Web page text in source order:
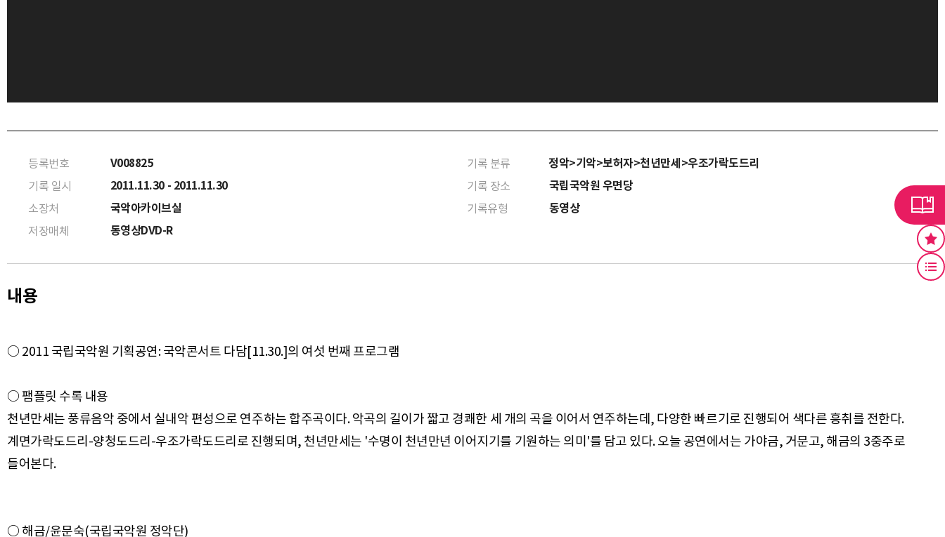
등록번호 V008825 기록 분류 정악>기악>보허자>천년만세>우조가락도드리
기록 일시 2011.11.30 - 2011.11.30 기록 장소 국립국악원 우면당
소장처 국악아카이브실 기록유형 동영상
저장매체 동영상DVD-R
내용
○ 2011 국립국악원 기획공연: 국악콘서트 다담[11.30.]의 여섯 번째 프로그램
○ 팸플릿 수록 내용
천년만세는 풍류음악 중에서 실내악 편성으로 연주하는 합주곡이다. 악곡의 길이가 짧고 경쾌한 세 개의 곡을 이어서 연주하는데, 다양한 빠르기로 진행되어 색다른 흥취를 전한다.
계면가락도드리-양청도드리-우조가락도드리로 진행되며, 천년만세는 '수명이 천년만년 이어지기를 기원하는 의미'를 담고 있다. 오늘 공연에서는 가야금, 거문고, 해금의 3중주로
들어본다.
○ 해금/윤문숙(국립국악원 정악단)